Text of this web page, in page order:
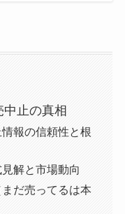
中止の真相
情報の信頼性と根
解と市場動向
だ売ってるは本